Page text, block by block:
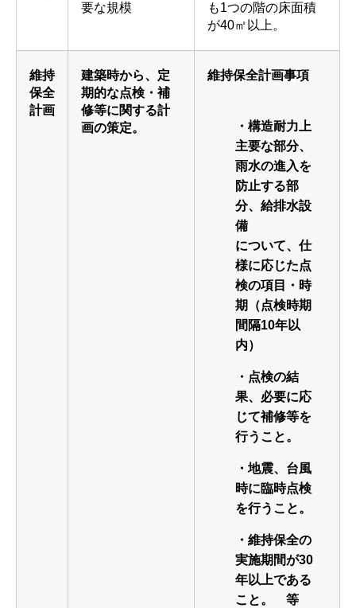
要な規模
も1つの階の床面積
が40㎡以上。
維持
保全
計画
建築時から、定
期的な点検・補
修等に関する計
画の策定。
維持保全計画事項
・構造耐力上
主要な部分、
雨水の進入を
防止する部
分、給排水設
備
について、仕
様に応じた点
検の項目・時
期（点検時期
間隔10年以
内）
・点検の結
果、必要に応
じて補修等を
行うこと。
・地震、台風
時に臨時点検
を行うこと。
・維持保全の
実施期間が30
年以上である
こと。 等